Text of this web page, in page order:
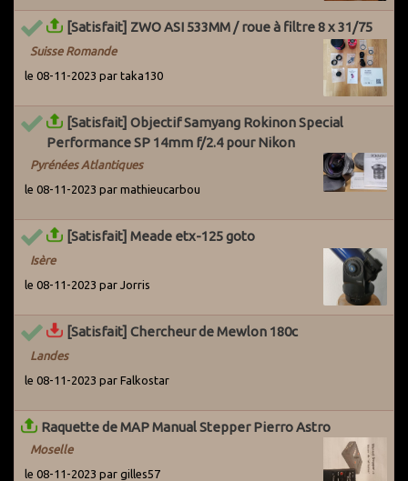
[Satisfait] ZWO ASI 533MM / roue à filtre 8 x 31/75
Suisse Romande
le 08-11-2023 par taka130
[Satisfait] Objectif Samyang Rokinon Special
Performance SP 14mm f/2.4 pour Nikon
Pyrénées Atlantiques
le 08-11-2023 par mathieucarbou
[Satisfait] Meade etx-125 goto
Isère
le 08-11-2023 par Jorris
[Satisfait] Chercheur de Mewlon 180c
Landes
le 08-11-2023 par Falkostar
Raquette de MAP Manual Stepper Pierro Astro
Moselle
le 08-11-2023 par gilles57